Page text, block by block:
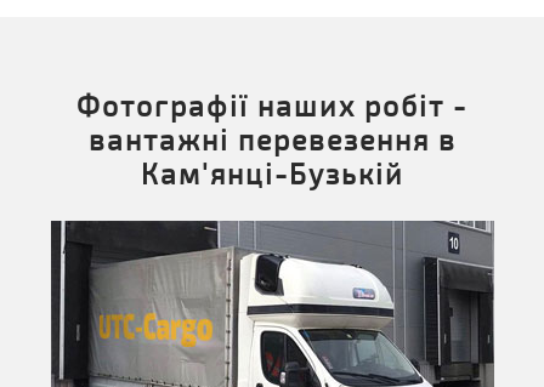
Фотографії наших робіт -
вантажні перевезення в
Кам'янці-Бузькій